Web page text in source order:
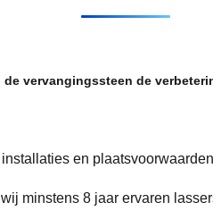
vervangingssteen de
en
minstens 8 jaar ervaren